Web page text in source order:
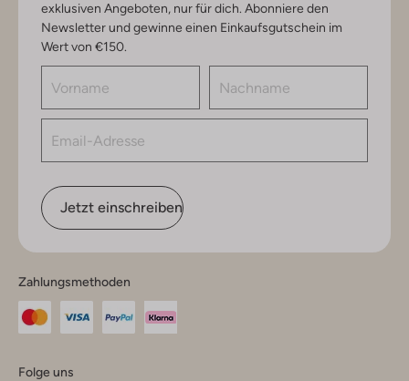
exklusiven Angeboten, nur für dich. Abonniere den
Newsletter und gewinne einen Einkaufsgutschein im
Wert von €150.
Jetzt einschreiben
Zahlungsmethoden
Folge uns